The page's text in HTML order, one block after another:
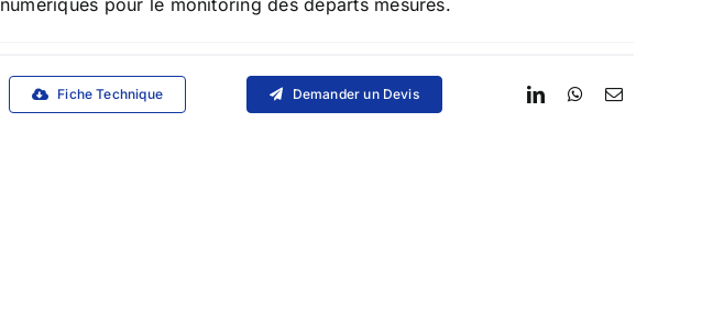
Solutions
numériques pour le monitoring des départs mesurés.
Fiche Technique Demander un Devis